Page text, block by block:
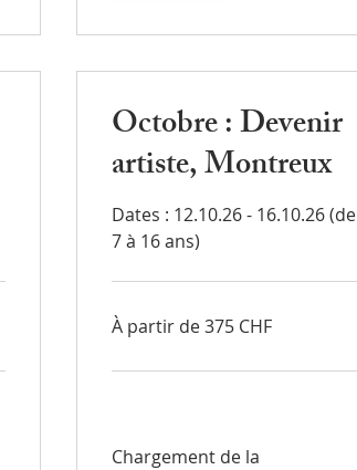
Octobre : Devenir
artiste, Montreux
Dates : 12.10.26 - 16.10.26 (de
7 à 16 ans)
À
partir
suisses
À partir de 375 CHF
Chargement de la